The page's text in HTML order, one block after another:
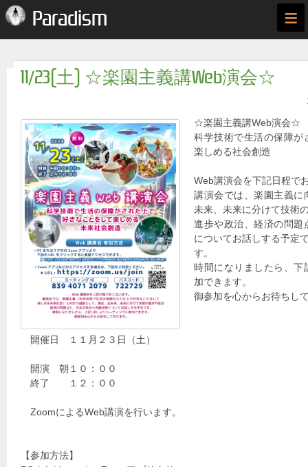
Paradism ≡
11/23(土) ☆楽園主義講Web演会☆
☆楽園主義講Web演会☆
科学技術で生活の保障が
楽しめる社会創造
Web講演会を下記日程で
講演会では、楽園主義に
未来、未来に分けて技術
進歩や政治、経済の問題
についてお話しする予定
す。
時間になりましたら、
加できます。
御参加を心からお待ちし
開催日 １１月２３日（土）
開演 朝１０：００
終了 １２：００
ZoomによるWeb講演を行います。
【参加方法】